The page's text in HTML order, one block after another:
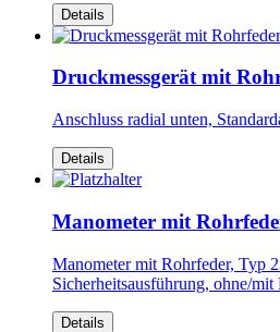
Details
Druckmessgerät mit
Anschluss radial unten,
Details
Manometer mit
Manometer mit Rohrfeder, Typ
Sicherheitsausführung, ohne/
Details